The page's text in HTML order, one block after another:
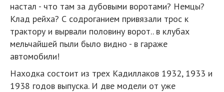
настал - что там за дубовыми воротами? Немцы?
Клад рейха? С содроганием привязали трос к
трактору и вырвали половину ворот.. в клубах
мельчайшей пыли было видно - в гараже
автомобили!
Находка состоит из трех Кадиллаков 1932, 1933 и
1938 годов выпуска. И две модели от уже